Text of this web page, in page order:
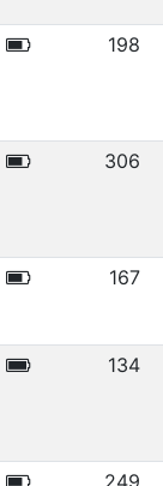
198
306
167
134
249